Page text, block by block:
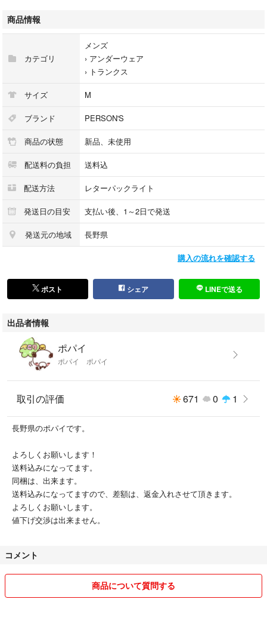
商品情報
カテゴリ
メンズ
› アンダーウェア
› トランクス
サイズ M
ブランド PERSON'S
商品の状態 新品、未使用
配送料の負担 送料込
配送方法 レターパックライト
発送日の目安 支払い後、1～2日で発送
発送元の地域 長野県
購入の流れを確認する
ポスト シェア LINEで送る
出品者情報
ポパイ
ポパイ ポパイ
取引の評価 671 0 1
長野県のポパイです。
よろしくお願いします！
送料込みになってます。
同梱は、出来ます。
送料込みになってますので、差額は、返金入れさせて頂きます。
よろしくお願いします。
値下げ交渉は出来ません。
コメント
商品について質問する